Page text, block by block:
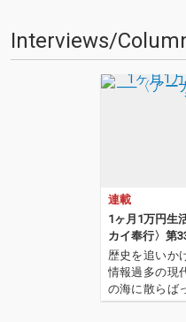
Interviews/
連載
1ヶ月1万円生
カイ奉行〉第
歴史を追いか
情報過多の現
の海に散らば
の名作たちを